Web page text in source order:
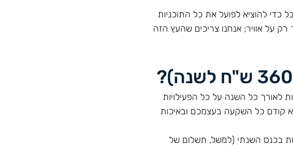
כדי להוציא לפועל את כל התוכניות
על אוויר; אנחנו צריכים שהעץ הזה
לאורך כל השנה על כל הפעילויות
קודם כל השקעה בעצמכם ובאיכות
בכנס השנתי (למשל, תשלום של